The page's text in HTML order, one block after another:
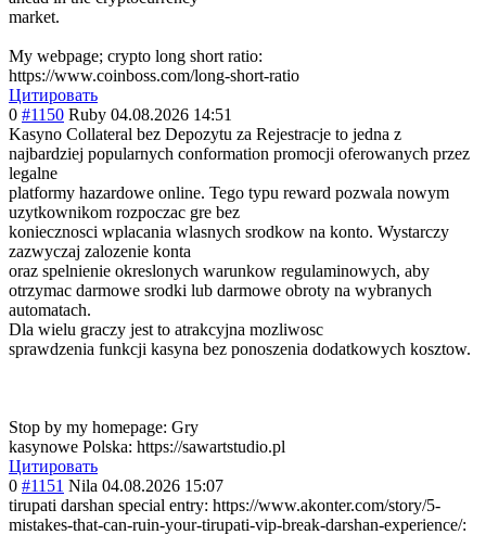
market.
My webpage; crypto long short ratio:
https://www.coinboss.com/long-short-ratio
Цитировать
0 #1150 Ruby 04.08.2026 14:51
Kasyno Collateral bez Depozytu za Rejestracje to jedna z
najbardziej popularnych conformation promocji oferowanych przez
legalne
platformy hazardowe online. Tego typu reward pozwala nowym
uzytkownikom rozpoczac gre bez
koniecznosci wplacania wlasnych srodkow na konto. Wystarczy
zazwyczaj zalozenie konta
oraz spelnienie okreslonych warunkow regulaminowych, aby
otrzymac darmowe srodki lub darmowe obroty na wybranych
automatach.
Dla wielu graczy jest to atrakcyjna mozliwosc
sprawdzenia funkcji kasyna bez ponoszenia dodatkowych kosztow.
Stop by my homepage: Gry
kasynowe Polska: https://sawartstudio.pl
Цитировать
0 #1151 Nila 04.08.2026 15:07
tirupati darshan special entry: https://www.akonter.com/story/5-
mistakes-that-can-ruin-your-tirupati-vip-break-darshan-experience/: